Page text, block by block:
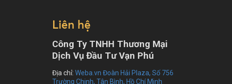
Liên hệ
Công Ty TNHH Thương Mại
Dịch Vụ Đầu Tư Vạn Phú
Địa chỉ: Weba.vn Đoàn Hải Plaza, Số 756
Trường Chinh, Tân Bình, Hồ Chí Minh